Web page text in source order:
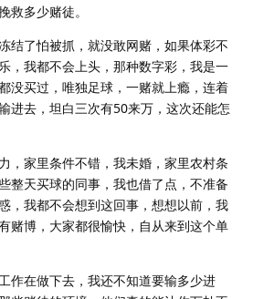
救多少赌徒。
结了怕被抓，就没敢网赌，如果体彩不
，我都不会上头，那种数字彩，我是一
没买过，唯独足球，一赌就上瘾，连着
进去，坦白三次有50来万，这次还能怎
，家里条件不错，我未婚，家里农村条
整天买球的同事，我也借了点，不准备
，我都不会想到这回事，想想以前，我
赌博，大家都很愉快，自从来到这个单
作在做下去，我还不知道要输多少进